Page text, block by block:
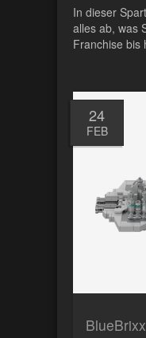
In dieser
alles ab, was
Franchise bis
24
FEB